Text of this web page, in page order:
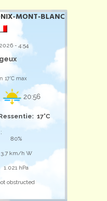
MONT-BLANC
- 4:54
17°C max
20:56
17°C
;
80%
3,7 km/h W
1.021 hPa
obstructed